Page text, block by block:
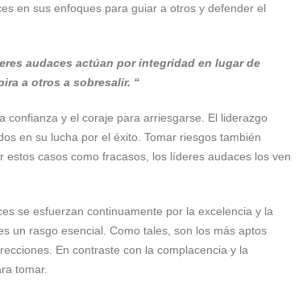
en sus enfoques para guiar a otros y defender el
audaces actúan por integridad en lugar de
a otros a sobresalir. “
confianza y el coraje para arriesgarse. El liderazgo
en su lucha por el éxito. Tomar riesgos también
casos como fracasos, los líderes audaces los ven
se esfuerzan continuamente por la excelencia y la
un rasgo esencial. Como tales, son los más aptos
En contraste con la complacencia y la
tomar.